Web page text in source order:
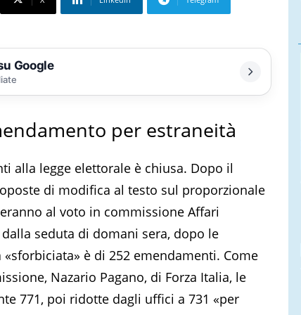
Google
per estraneità
alla legge elettorale è chiusa. Dopo il
di modifica al testo sul proporzionale
al voto in commissione Affari
seduta di domani sera, dopo le
è di 252 emendamenti. Come
Nazario Pagano, di Forza Italia, le
771, poi ridotte dagli uffici a 731 «per